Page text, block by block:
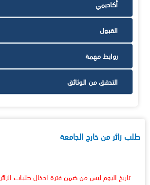
أكاديمي
القبول
روابط مهمة
التحقق من الوثائق
طلب زائر من خارج الجامعة
تاريخ اليوم ليس من ضمن فترة ادخال طلبات الزائر